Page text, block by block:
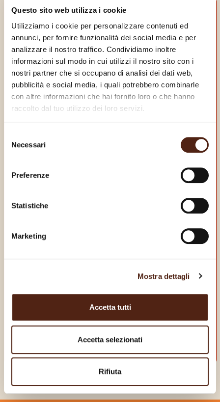
Questo sito web utilizza i cookie
Utilizziamo i cookie per personalizzare contenuti ed
annunci, per fornire funzionalità dei social media e per
analizzare il nostro traffico. Condividiamo inoltre
informazioni sul modo in cui utilizzi il nostro sito con i
nostri partner che si occupano di analisi dei dati web,
pubblicità e social media, i quali potrebbero combinarle
con altre informazioni che hai fornito loro o che hanno
raccolto dal tuo utilizzo dei loro servizi.
delNecessari
Preferenze
Statistiche
Marketing
Mostra dettagli
Accetta tutti
Accetta selezionati
Rifiuta
SCARICA LA NOSTRA